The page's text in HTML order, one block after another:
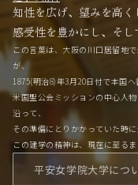
知性を広げ、望みを高く
感受性を豊かにし、そし
この言葉は、大阪の川口居留地
が、
1875(明治8)年3月20日付で本国
米国聖公会ミッションの中心人
沿って、
その準備にとりかかっていた時に
この建学の精神は、現在に至る
平安女学院大学につ